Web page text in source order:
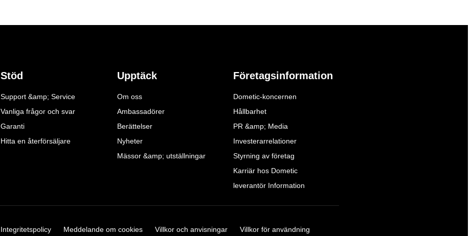
Stöd
Support &amp; Service
Vanliga frågor och svar
Garanti
Hitta en återförsäljare
Upptäck
Om oss
Ambassadörer
Berättelser
Nyheter
Mässor &amp; utställningar
Företagsinformation
Dometic-koncernen
Hållbarhet
PR &amp; Media
Investerarrelationer
Styrning av företag
Karriär hos Dometic
leverantör Information
Integritetspolicy Meddelande om cookies Villkor och anvisningar Villkor för användning